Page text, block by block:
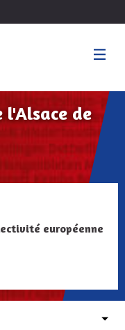
l'Alsace de
européenne